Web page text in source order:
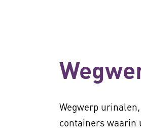
Wegwerp
containers waarin